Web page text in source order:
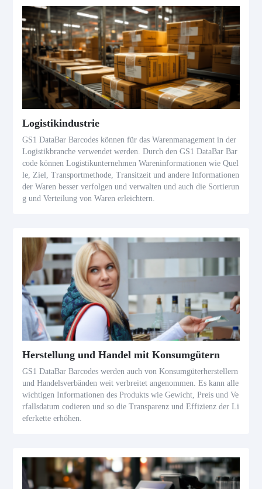
Logistikindustrie
GS1 DataBar Barcodes können für das Warenmanagement in der
Logistikbranche verwendet werden. Durch den GS1 DataBar Bar
code können Logistikunternehmen Wareninformationen wie Quel
le, Ziel, Transportmethode, Transitzeit und andere Informationen
der Waren besser verfolgen und verwalten und auch die Sortierun
g und Verteilung von Waren erleichtern.
Herstellung und Handel mit Konsumgütern
GS1 DataBar Barcodes werden auch von Konsumgüterherstellern
und Handelsverbänden weit verbreitet angenommen. Es kann alle
wichtigen Informationen des Produkts wie Gewicht, Preis und Ve
rfallsdatum codieren und so die Transparenz und Effizienz der Li
eferkette erhöhen.